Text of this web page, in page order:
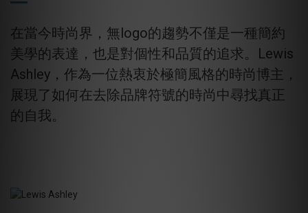
在當今時尚界，無logo的趨勢不僅是一種簡約
美學的表達，也是對個性和品質的追求。Lewis
Ashley，作為一位熱衷於極簡風格的時尚博主，
展現了如何在去除品牌符號的時尚中尋找真正
的自我。